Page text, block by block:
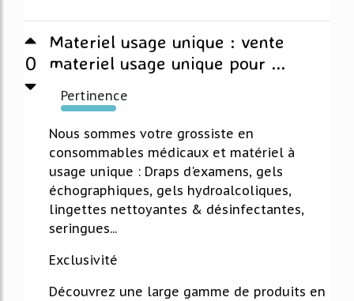
0
Materiel usage unique : vente
materiel usage unique pour ...
Pertinence
342%
Nous sommes votre grossiste en
consommables médicaux et matériel à
usage unique : Draps d'examens, gels
échographiques, gels hydroalcoliques,
lingettes nettoyantes & désinfectantes,
seringues...
Exclusivité
Découvrez une large gamme de produits en